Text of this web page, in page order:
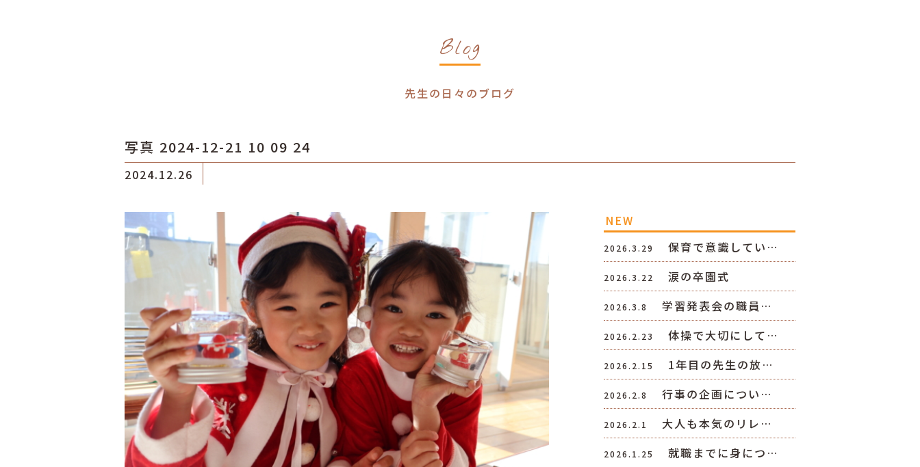
Blog
先生の日々のブログ
写真 2024-12-21 10 09 24
2024.12.26
NEW
2026.3.29 保育で意識してい…
2026.3.22 涙の卒園式
2026.3.8 学習発表会の職員…
2026.2.23 体操で大切にして…
2026.2.15 1年目の先生の放…
2026.2.8 行事の企画につい…
2026.2.1 大人も本気のリレ…
2026.1.25 就職までに身につ…